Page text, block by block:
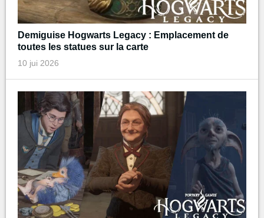
Demiguise Hogwarts Legacy : Emplacement de
toutes les statues sur la carte
10 jui 2026